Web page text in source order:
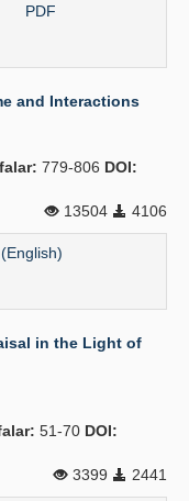
PDF
and Interactions
779-806 DOI:
13504
4106
in the Light of
51-70 DOI:
3399
2441